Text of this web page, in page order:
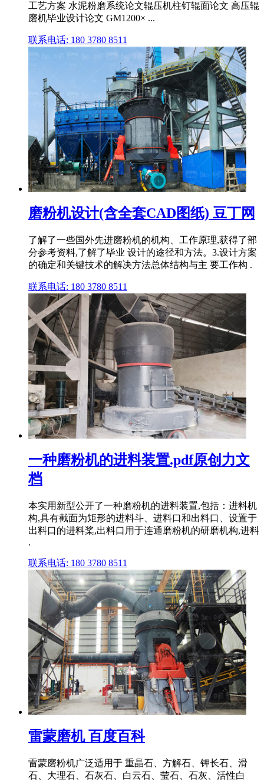
工艺方案 水泥粉磨系统论文辊压机柱钉辊面论文 高压辊
磨机毕业设计论文 GM1200× ...
联系电话: 180 3780 8511
磨粉机设计(含全套CAD图纸) 豆丁网
了解了一些国外先进磨粉机的机构、工作原理,获得了部
分参考资料,了解了毕业 设计的途径和方法。3.设计方案
的确定和关键技术的解决方法总体结构与主 要工作构 .
联系电话: 180 3780 8511
一种磨粉机的进料装置.pdf原创力文
档
本实用新型公开了一种磨粉机的进料装置,包括：进料机
构,具有截面为矩形的进料斗、进料口和出料口、设置于
出料口的进料桨,出料口用于连通磨粉机的研磨机构,进料
.
联系电话: 180 3780 8511
雷蒙磨机 百度百科
雷蒙磨粉机广泛适用于 重晶石、方解石、钾长石、滑
石、大理石、石灰石、白云石、莹石、石灰、活性白